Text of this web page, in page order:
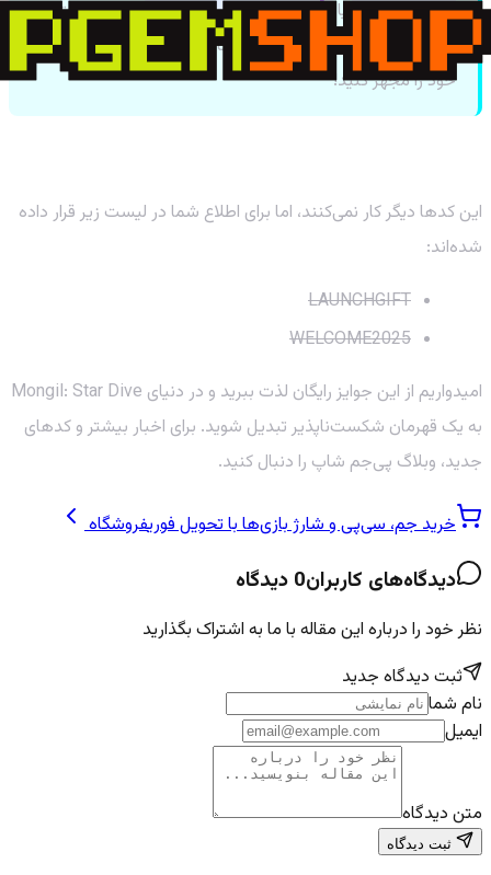
دیوتی موبایل یا 🛒 خرید الماس فری فایر هستید، حتما
به فروشگاه پی‌جم شاپ سر بزنید تا با بهترین قیمت‌ها، اکانت
خود را مجهز کنید!
این کدها دیگر کار نمی‌کنند، اما برای اطلاع شما در لیست زیر قرار داده
شده‌اند:
LAUNCHGIFT
WELCOME2025
امیدواریم از این جوایز رایگان لذت ببرید و در دنیای Mongil: Star Dive
به یک قهرمان شکست‌ناپذیر تبدیل شوید. برای اخبار بیشتر و کدهای
جدید، وبلاگ پی‌جم شاپ را دنبال کنید.
خرید جم، سی‌پی و شارژ بازی‌ها با تحویل فوریفروشگاه
دیدگاه‌های کاربران0 دیدگاه
نظر خود را درباره این مقاله با ما به اشتراک بگذارید
ثبت دیدگاه جدید
نام شما
ایمیل
متن دیدگاه
ثبت دیدگاه